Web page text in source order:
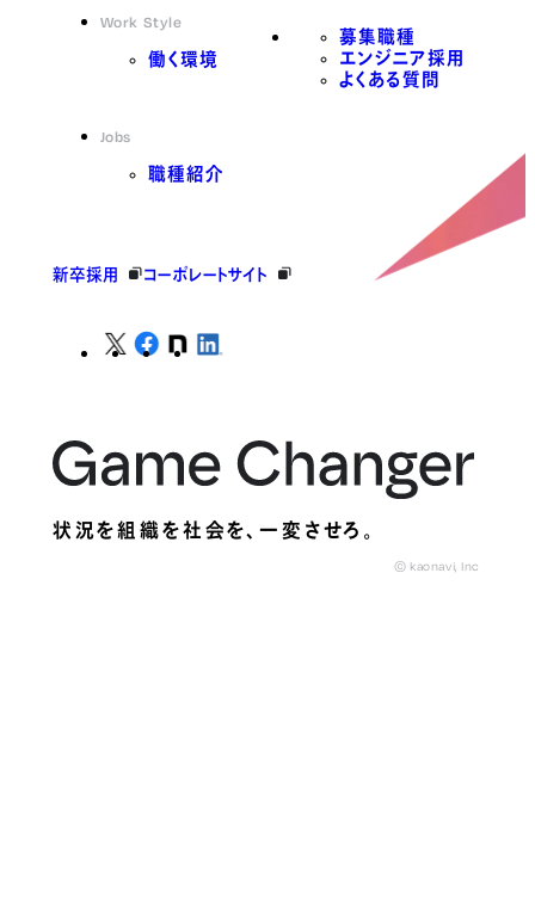
Work Style
働く環境
Jobs
職種紹介
募集職種
エンジニア採用
よくある質問
新卒採用 コーポレートサイト
状況を組織を社会を、一変させろ。
© kaonavi, Inc